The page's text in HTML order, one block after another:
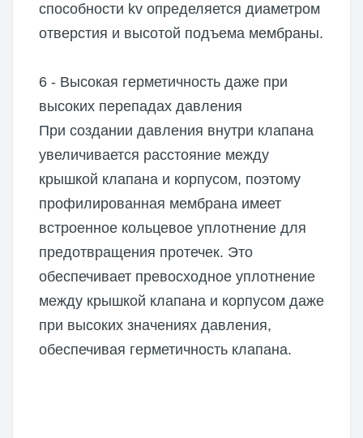
способности kv определяется диаметром
отверстия и высотой подъема мембраны.
6 - Высокая герметичность даже при
высоких перепадах давления
При создании давления внутри клапана
увеличивается расстояние между
крышкой клапана и корпусом, поэтому
профилированная мембрана имеет
встроенное кольцевое уплотнение для
предотвращения протечек. Это
обеспечивает превосходное уплотнение
между крышкой клапана и корпусом даже
при высоких значениях давления,
обеспечивая герметичность клапана.